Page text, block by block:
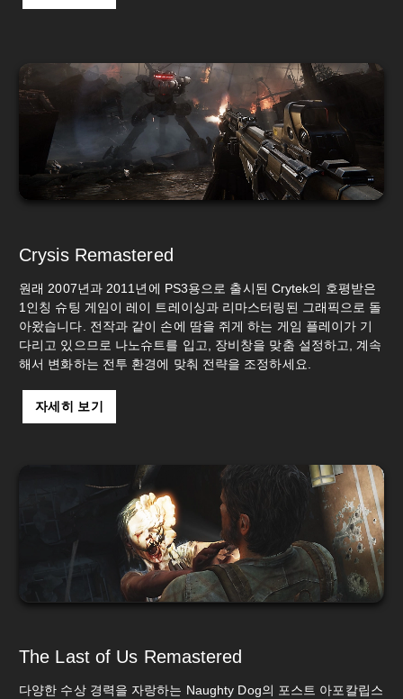
Crysis Remastered
원래 2007년과 2011년에 PS3용으로 출시된 Crytek의 호평받은
1인칭 슈팅 게임이 레이 트레이싱과 리마스터링된 그래픽으로 돌
아왔습니다. 전작과 같이 손에 땀을 쥐게 하는 게임 플레이가 기
다리고 있으므로 나노슈트를 입고, 장비창을 맞춤 설정하고, 계속
해서 변화하는 전투 환경에 맞춰 전략을 조정하세요.
자세히 보기
The Last of Us Remastered
다양한 수상 경력을 자랑하는 Naughty Dog의 포스트 아포칼립스